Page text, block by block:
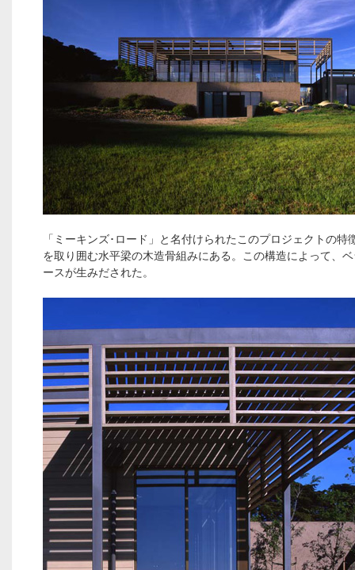
「ミーキンズ･ロード」と名付けられたこのプロジェクトの特
を取り囲む水平梁の木造骨組みにある。この構造によって、
ースが生みだされた。